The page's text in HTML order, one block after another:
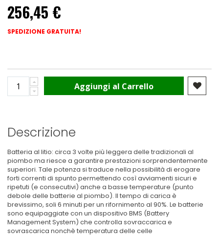
256,45 €
SPEDIZIONE GRATUITA!
Aggiungi al Carrello
Descrizione
Batteria al litio: circa 3 volte più leggera delle tradizionali al
piombo ma riesce a garantire prestazioni sorprendentemente
superiori. Tale potenza si traduce nella possibilità di erogare
forti correnti di spunto permettendo così avviamenti sicuri e
ripetuti (e consecutivi) anche a basse temperature (punto
debole delle batterie al piombo). Il tempo di carica è
brevissimo, soli 6 minuti per un rifornimento al 90%. Le batterie
sono equipaggiate con un dispositivo BMS (Battery
Management System) che controlla sovraccarica e
sovrascarica nonchè temperatura delle celle